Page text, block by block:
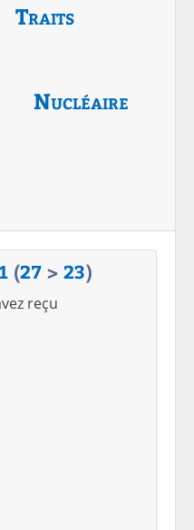
Traits
Nucléaire
(27 > 23)
reçu